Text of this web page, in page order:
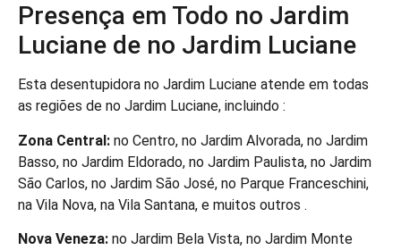
Presença em Todo no Jardim
Luciane de no Jardim Luciane
Esta desentupidora no Jardim Luciane atende em todas
as regiões de no Jardim Luciane, incluindo :
Zona Central: no Centro, no Jardim Alvorada, no Jardim
Basso, no Jardim Eldorado, no Jardim Paulista, no Jardim
São Carlos, no Jardim São José, no Parque Franceschini,
na Vila Nova, na Vila Santana, e muitos outros .
Nova Veneza: no Jardim Bela Vista, no Jardim Monte